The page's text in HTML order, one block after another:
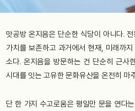
맛공방 온지음은 단순한 식당이 아니다.
가치를 보존하고 과거에서 현재, 미래까
소다. 온지음을 방문하는 건 단순히 근사
시대를 잇는 고유한 문화유산을 온전히 마
단 한 가지 수고로움은 평일만 문을 연다